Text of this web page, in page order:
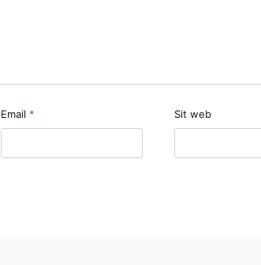
Email * Sit web